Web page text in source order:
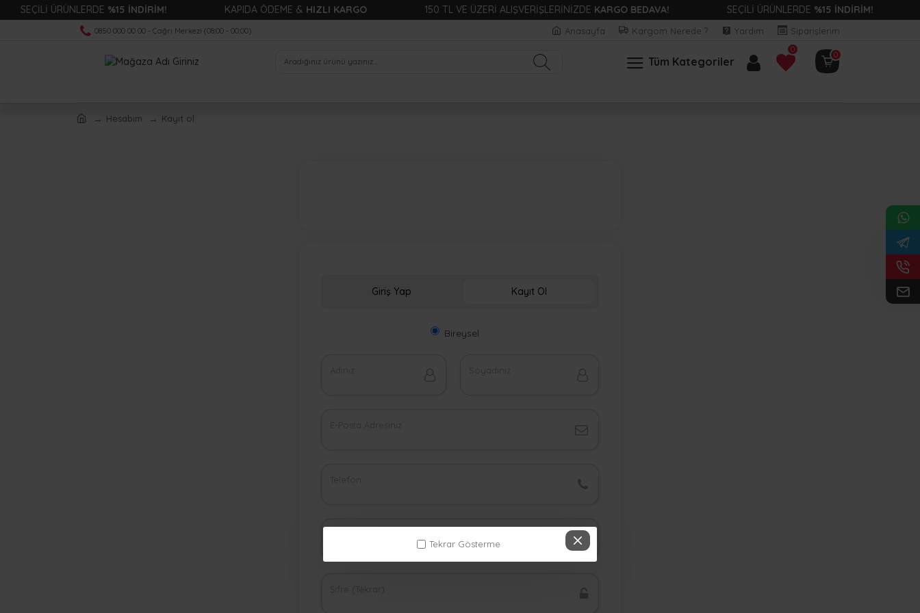
Tekrar Gösterme
SEÇİLİ ÜRÜNLERDE%15 İNDİRİM! KAPIDA ÖDEME & HIZLI KARGO 150 TL VE ÜZERİ ALIŞVERİŞLERİNİZDEKARGO BEDAVA! SEÇİLİ ÜRÜNLERDE%15 İNDİRİM!
0850 000 00 00 - Çağrı Merkezi (08:00 - 00:00) Anasayfa Kargom Nerede ? Yardım Siparişlerim
Tüm Kategoriler
0
0
Hesabım Kayıt ol
Giriş Yap Kayıt Ol
Bireysel